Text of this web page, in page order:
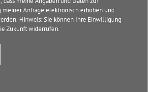
meiner Anfrage elektronisch erhoben und
Hinweis: Sie können Ihre Einwilligung
Zukunft widerrufen.